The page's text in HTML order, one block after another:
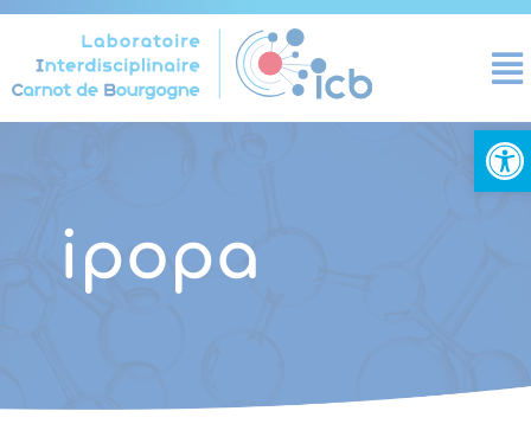
Ouvrir
ipopa
Panneau de gestion des cookies